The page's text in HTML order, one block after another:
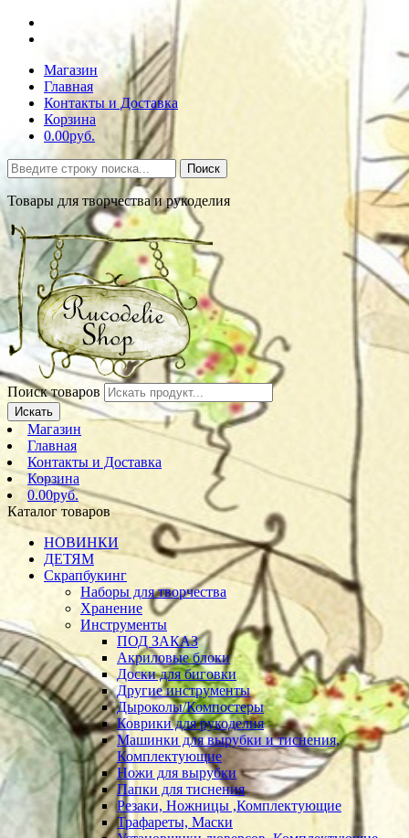
Магазин
Главная
Контакты и Доставка
Корзина
0.00руб.
Поиск
Товары для творчества и рукоделия
Поиск товаров
Искать
Магазин
Главная
Контакты и Доставка
Корзина
0.00руб.
Каталог товаров
НОВИНКИ
ДЕТЯМ
Скрапбукинг
Наборы для творчества
Хранение
Инструменты
ПОД ЗАКАЗ
Акриловые блоки
Доски для биговки
Другие инструменты
Дыроколы/Компостеры
Коврики для рукоделия
Машинки для вырубки и тиснения,
Комплектующие
Ножи для вырубки
Папки для тиснения
Резаки, Ножницы ,Комплектующие
Трафареты, Маски